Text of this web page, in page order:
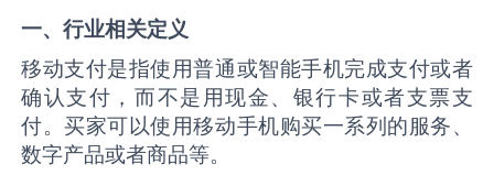
一、行业相关定义
移动支付是指使用普通或智能手机完成支付或者
确认支付，而不是用现金、银行卡或者支票支
付。买家可以使用移动手机购买一系列的服务、
数字产品或者商品等。